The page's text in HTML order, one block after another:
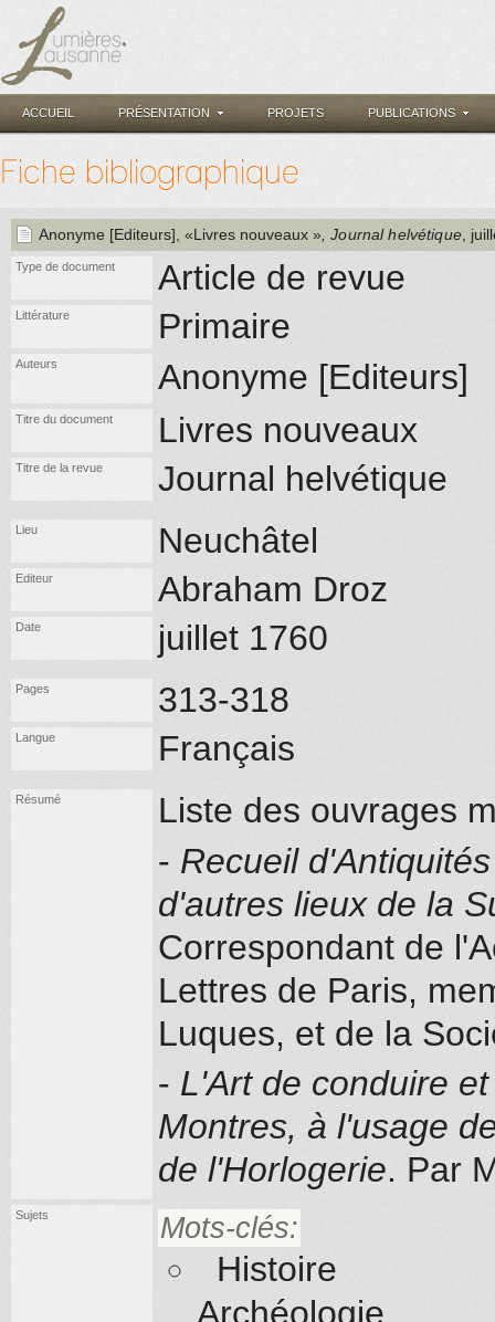
ACCUEIL PRÉSENTATION PROJETS PUBLICATIONS
Fiche bibliographique
Anonyme [Editeurs] , «Livres nouveaux » , Journal helvétique,
Type de document Article de revue
Littérature Primaire
Auteurs Anonyme [Editeurs]
Titre du document Livres nouveaux
Titre de la revue Journal helvétique
Lieu Neuchâtel
Editeur Abraham Droz
Date juillet 1760
Pages 313-318
Langue Français
Résumé
Liste des ouvrages
- Recueil
d'autres lieux de la
Correspondant de
Lettres de Paris,
Luques, et de la
- L'Art de conduire
Montres, à l'usage
de l'Horlogerie. Par
Sujets Mots-clés:
Histoire
Archéologie